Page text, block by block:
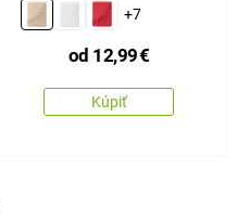
x 200 cm
+7
od 12,99€
Kúpiť